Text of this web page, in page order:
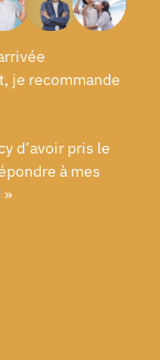
je recommande
d’avoir pris le
à mes
»